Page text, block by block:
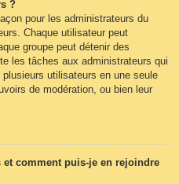
?
pour les administrateurs du
Chaque utilisateur peut
groupe peut détenir des
les tâches aux administrateurs qui
utilisateurs en une seule
de modération, ou bien leur
comment puis-je en rejoindre